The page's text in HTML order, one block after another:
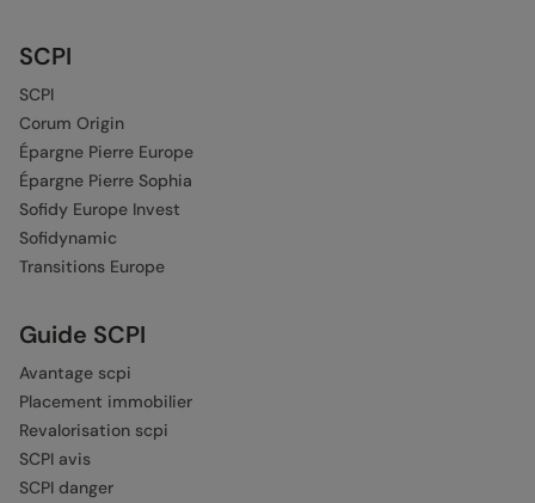
SCPI
SCPI
Corum Origin
Épargne Pierre Europe
Épargne Pierre Sophia
Sofidy Europe Invest
Sofidynamic
Transitions Europe
Guide SCPI
Avantage scpi
Placement immobilier
Revalorisation scpi
SCPI avis
SCPI danger